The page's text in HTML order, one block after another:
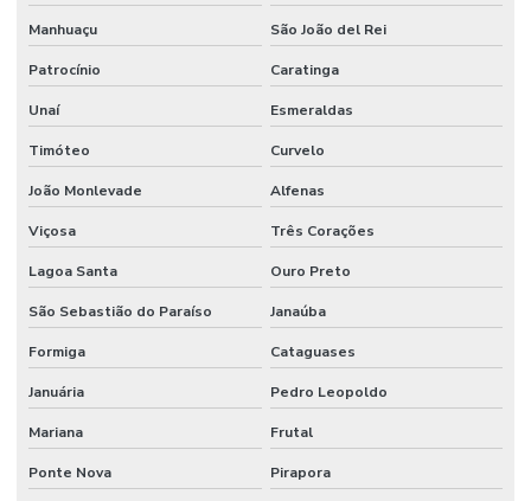
Manhuaçu São João del Rei
Patrocínio Caratinga
Unaí Esmeraldas
Timóteo Curvelo
João Monlevade Alfenas
Viçosa Três Corações
Lagoa Santa Ouro Preto
São Sebastião do Paraíso Janaúba
Formiga Cataguases
Januária Pedro Leopoldo
Mariana Frutal
Ponte Nova Pirapora